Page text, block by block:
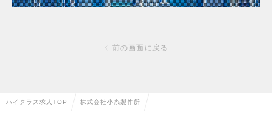
前の画面に戻る
ハイクラス求人TOP 株式会社小糸製作所